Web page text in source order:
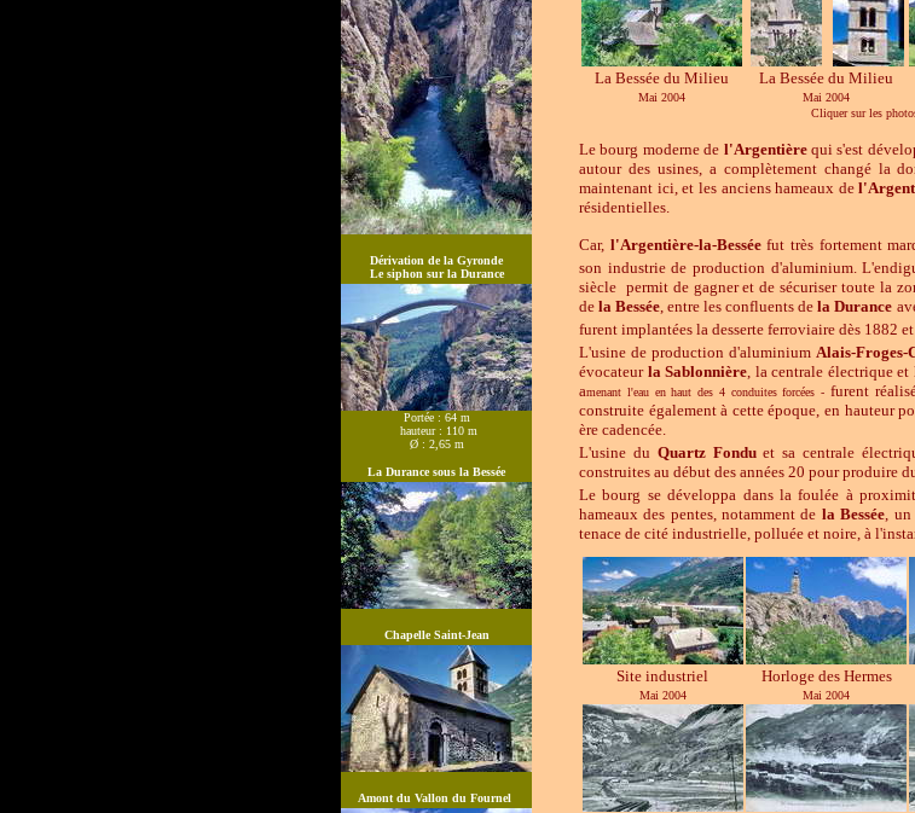
Dérivation de la Gyronde
Le siphon sur la Durance
Portée : 64 m
hauteur : 110 m
Ø : 2,65 m
La Durance sous la Bessée
Chapelle Saint-Jean
Amont du Vallon du Fournel
La Bessée du Milieu La Bessée du Milieu
Mai 2004 Mai 2004
Cliquer sur les
Le bourg moderne de l'Argentièrequi s'est
autour des usines, a complètement changé la
maintenant ici, et les anciens hameaux de
résidentielles.
Car, l'Argentière-la-Besséefut très fortement
son industrie de production d'aluminium.
siècle permit de gagner et de sécuriser toute la
dela Bessée , entre les confluents dela Durance
furent implantées la desserte ferroviaire dès 1882
L'usine de production d'aluminium Alais-Froges-
évocateur la Sablonnière, la centrale électrique et
amenant l'eau en haut des 4 conduites forcées - furent
construite également à cette époque, en hauteur
ère cadencée.
L'usine du Quartz Fonduet sa centrale
construites au début des années 20 pour produire
Le bourg se développa dans la foulée à
hameaux des pentes, notamment de la Bessée, un
tenace de cité industrielle, polluée et noire, à
Site industriel Horloge des Hermes
Mai 2004 Mai 2004